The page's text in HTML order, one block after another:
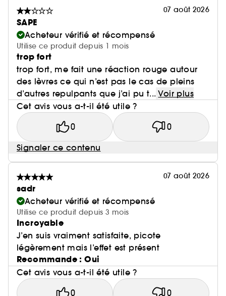
07 août 2026
SAPE
Acheteur vérifié et récompensé
Utilise ce produit depuis 1 mois
trop fort
trop fort, me fait une réaction rouge autour
des lèvres ce qui n’est pas le cas de pleins
d’autres repulpants que j’ai pu t... Voir plus
Cet avis vous a-t-il été utile ?
0 0
Signaler ce contenu
07 août 2026
sadr
Acheteur vérifié et récompensé
Utilise ce produit depuis 3 mois
Incroyable
J’en suis vraiment satisfaite, picote
légèrement mais l’effet est présent
Recommande : Oui
Cet avis vous a-t-il été utile ?
0 0